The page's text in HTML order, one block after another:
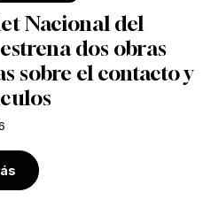
Nacional del
dos obras
sobre el contacto y